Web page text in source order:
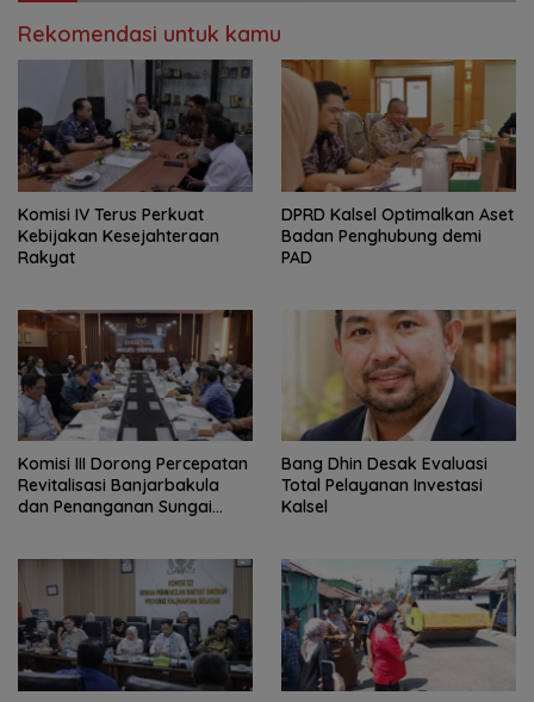
Rekomendasi untuk kamu
Komisi IV Terus Perkuat
Kebijakan Kesejahteraan
Rakyat
‎DPRD Kalsel Optimalkan Aset
Badan Penghubung demi
PAD
‎Komisi III Dorong Percepatan
Revitalisasi Banjarbakula
dan Penanganan Sungai
‎Bang Dhin Desak Evaluasi
Total Pelayanan Investasi
Kalsel